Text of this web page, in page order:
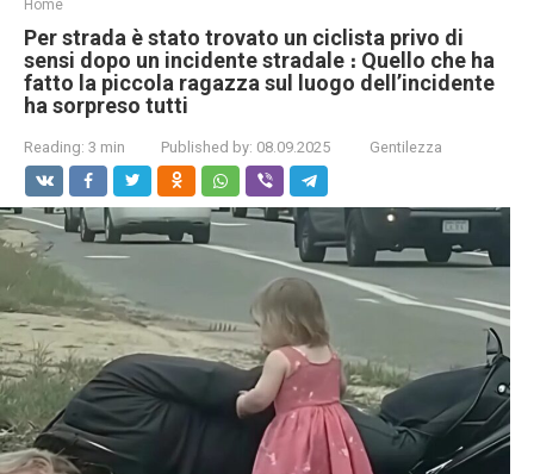
Home
Per strada è stato trovato un ciclista privo di
sensi dopo un incidente stradale ։ Quello che ha
fatto la piccola ragazza sul luogo dell’incidente
ha sorpreso tutti
Reading: 3 min Published by: 08.09.2025 Gentilezza